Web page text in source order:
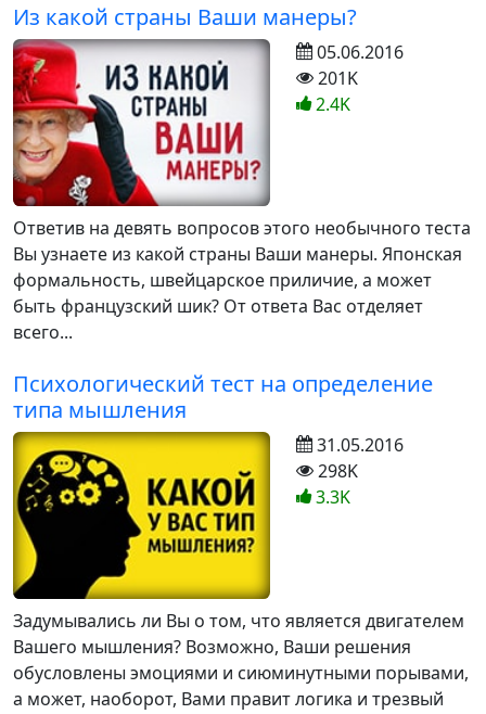
Из какой страны Ваши манеры?
Ответив на девять вопросов этого необычного теста
Вы узнаете из какой страны Ваши манеры. Японская
формальность, швейцарское приличие, а может
быть французский шик? От ответа Вас отделяет
всего...
05.06.2016
201K
2.4K
Психологический тест на определение
типа мышления
Задумывались ли Вы о том, что является двигателем
Вашего мышления? Возможно, Ваши решения
обусловлены эмоциями и сиюминутными порывами,
а может, наоборот, Вами правит логика и трезвый
31.05.2016
298K
3.3K